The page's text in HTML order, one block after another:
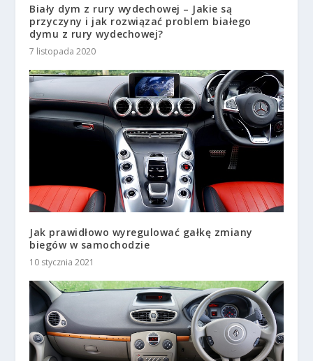
Biały dym z rury wydechowej – Jakie są
przyczyny i jak rozwiązać problem białego
dymu z rury wydechowej?
7 listopada 2020
Jak prawidłowo wyregulować gałkę zmiany
biegów w samochodzie
10 stycznia 2021